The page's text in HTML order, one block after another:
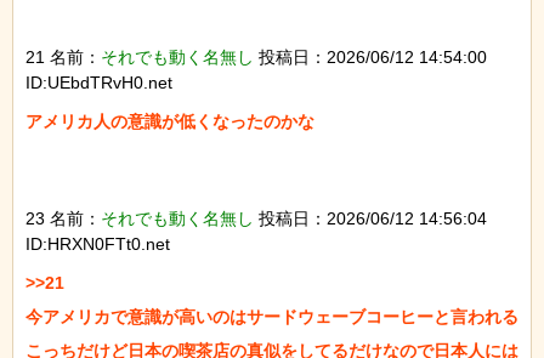
21 名前： それでも動く名無し 投稿日：2026/06/12 14:54:00
ID:UEbdTRvH0.net
アメリカ人の意識が低くなったのかな
23 名前： それでも動く名無し 投稿日：2026/06/12 14:56:04
ID:HRXN0FTt0.net
>>21
今アメリカで意識が高いのはサードウェーブコーヒーと言われる
こっちだけど日本の喫茶店の真似をしてるだけなので日本人には